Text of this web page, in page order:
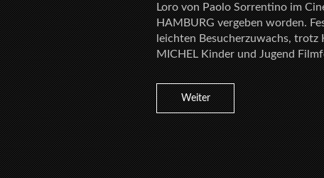
Loro von Paolo Sorrentino im
HAMBURG vergeben worden.
leichten Besucherzuwachs, trotz
MICHEL Kinder und Jugend
Weiter